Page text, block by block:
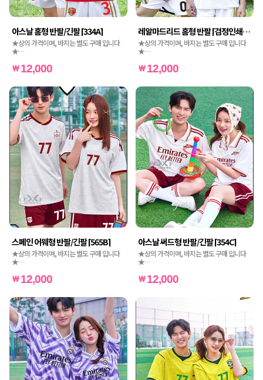
아스날 홈형 반팔/긴팔 [334A]
★상의 가격이며, 바지는 별도 구매 입니다
★
12,000
레알마드리드 홈형 반팔 [검정인쇄]
236A
★상의 가격이며, 바지는 별도 구매 입니다
★
12,000
스페인 어웨형 반팔/긴팔 [565B]
★상의 가격이며, 바지는 별도 구매 입니다
★
12,000
아스날 써드형 반팔/긴팔 [354C]
★상의 가격이며, 바지는 별도 구매 입니다
★
12,000